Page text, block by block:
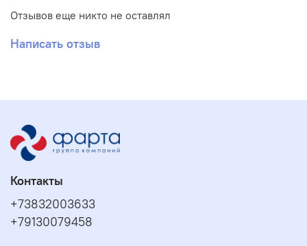
Отзывов еще никто не оставлял
Написать отзыв
Контакты
+73832003633
+79130079458